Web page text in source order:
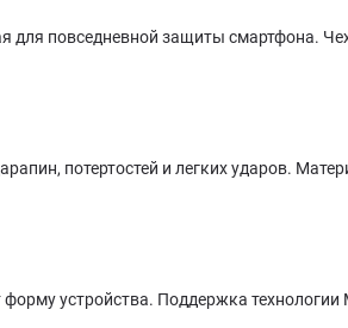
для повседневной защиты смартфона.
потертостей и легких ударов.
устройства. Поддержка